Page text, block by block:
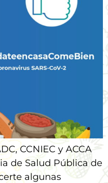
CCNIEC y ACCA
de Salud Pública de
algunas